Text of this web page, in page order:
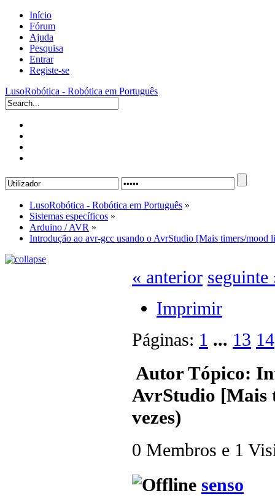
Início
Fórum
Ajuda
Pesquisa
Entrar
Registe-se
LusoRobótica - Robótica em Português
LusoRobótica - Robótica em Português »
Sistemas específicos »
Arduino / AVR »
Introdução ao avr-gcc usando o AvrStudio [Mais timers/mood
« anterior seguinte
Imprimir
Páginas: 1 ... 13 14
AutorTópico:
AvrStudio [Mais
vezes)
0 Membros e 1
senso